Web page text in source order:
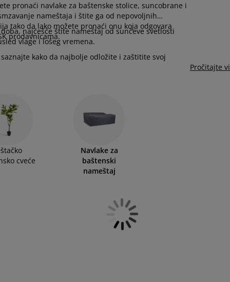
pronaći navlake za baštenske stolice, suncobrane i
nameštaja i štite ga od nepovoljnih
tako da lako možete pronaći onu koja odgovara
prodavnicama.
najčešće štite nameštaj od sunčeve svetlosti
vlage i lošeg vremena.
kako da najbolje odložite i zaštitite svoj
Pročitajte
cveće
Navlake za
baštenski
nameštaj